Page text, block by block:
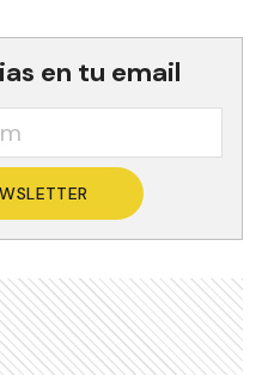
en tu email